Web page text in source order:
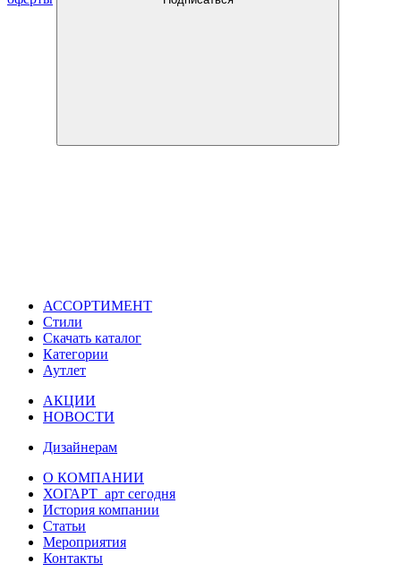
АССОРТИМЕНТ
Стили
Скачать каталог
Категории
Аутлет
АКЦИИ
НОВОСТИ
Дизайнерам
О КОМПАНИИ
ХОГАРТ_арт сегодня
История компании
Статьи
Мероприятия
Контакты